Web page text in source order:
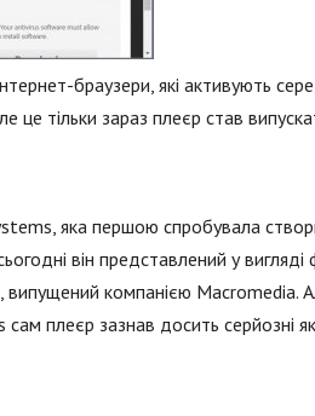
браузери, які активують
це тільки зараз плеєр став
яка першою спробувала
він представлений у вигляді
випущений компанією Macromedia.
плеєр зазнав досить серйозні